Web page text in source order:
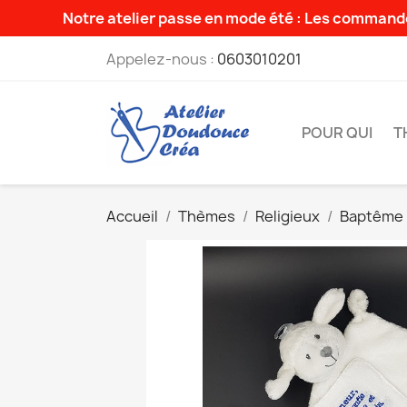
Notre atelier passe en mode été : Les
Appelez-nous : 0603010201
POUR QUI
Accueil Thèmes Religieux Baptême